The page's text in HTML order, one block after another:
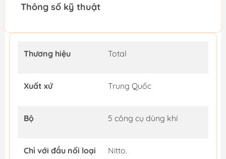
Thông số kỹ thuật
Thương hiệu Total
Xuất xứ Trung Quốc
Bộ 5 công cụ dùng khí
Chỉ với đầu nối loại Nitto.